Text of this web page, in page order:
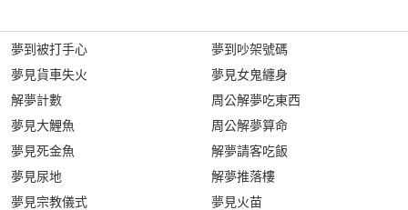
夢到被打手心
夢見貨車失火
解夢計數
夢見大鯉魚
夢見死金魚
夢見尿地
夢見宗教儀式
夢到吵架號碼
夢見女鬼纏身
周公解夢吃東西
周公解夢算命
解夢請客吃飯
解夢推落樓
夢見火苗